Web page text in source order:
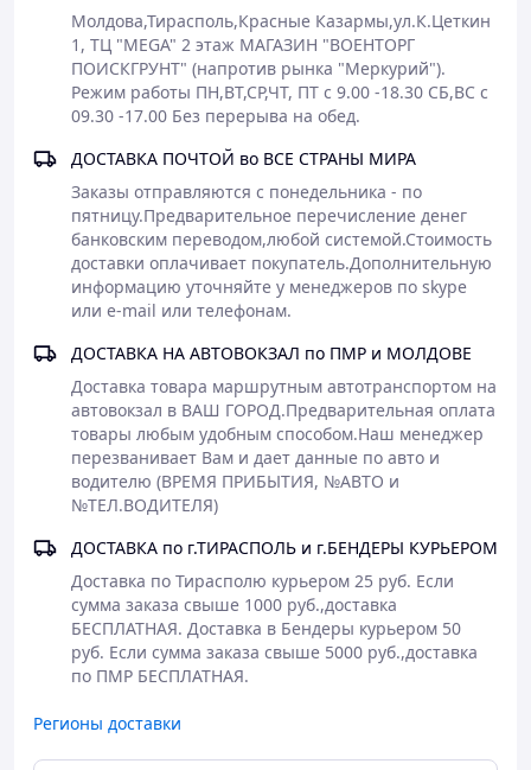
Молдова,Тирасполь,Красные Казармы,ул.К.Цеткин
1, ТЦ "МЕGA" 2 этаж МАГАЗИН "ВОЕНТОРГ
ПОИСКГРУНТ" (напротив рынка "Меркурий").
Режим работы ПН,ВТ,СР,ЧТ, ПТ с 9.00 -18.30 СБ,ВС с
09.30 -17.00 Без перерыва на обед.
ДОСТАВКА ПОЧТОЙ во ВСЕ СТРАНЫ МИРА
Заказы отправляются с понедельника - по
пятницу.Предварительное перечисление денег
банковским переводом,любой системой.Стоимость
доставки оплачивает покупатель.Дополнительную
информацию уточняйте у менеджеров по skype
или е-mail или телефонам.
ДОСТАВКА НА АВТОВОКЗАЛ по ПМР и МОЛДОВЕ
Доставка товара маршрутным автотранспортом на
автовокзал в ВАШ ГОРОД.Предварительная оплата
товары любым удобным способом.Наш менеджер
перезванивает Вам и дает данные по авто и
водителю (ВРЕМЯ ПРИБЫТИЯ, №АВТО и
№ТЕЛ.ВОДИТЕЛЯ)
ДОСТАВКА по г.ТИРАСПОЛЬ и г.БЕНДЕРЫ КУРЬЕРОМ
Доставка по Тирасполю курьером 25 руб. Если
сумма заказа свыше 1000 руб.,доставка
БЕСПЛАТНАЯ. Доставка в Бендеры курьером 50
руб. Если сумма заказа свыше 5000 руб.,доставка
по ПМР БЕСПЛАТНАЯ.
Регионы доставки